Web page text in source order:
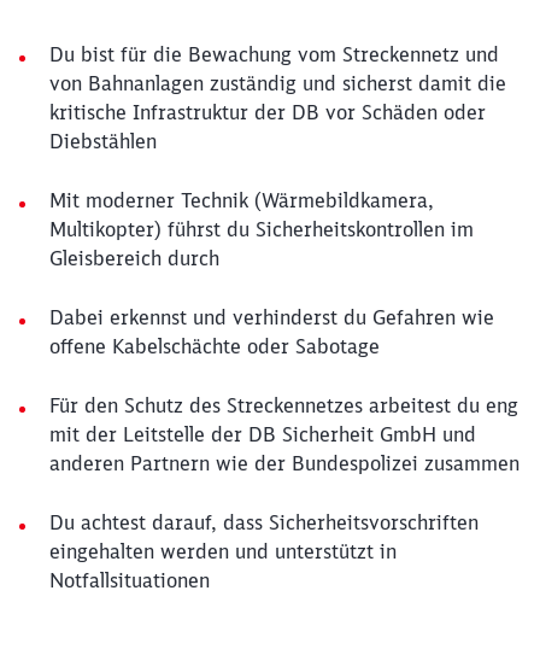
Du bist für die Bewachung vom Streckennetz und
von Bahnanlagen zuständig und sicherst damit die
kritische Infrastruktur der DB vor Schäden oder
Diebstählen
Mit moderner Technik (Wärmebildkamera,
Multikopter) führst du Sicherheitskontrollen im
Gleisbereich durch
Dabei erkennst und verhinderst du Gefahren wie
offene Kabelschächte oder Sabotage
Für den Schutz des Streckennetzes arbeitest du eng
mit der Leitstelle der DB Sicherheit GmbH und
anderen Partnern wie der Bundespolizei zusammen
Du achtest darauf, dass Sicherheitsvorschriften
eingehalten werden und unterstützt in
Notfallsituationen